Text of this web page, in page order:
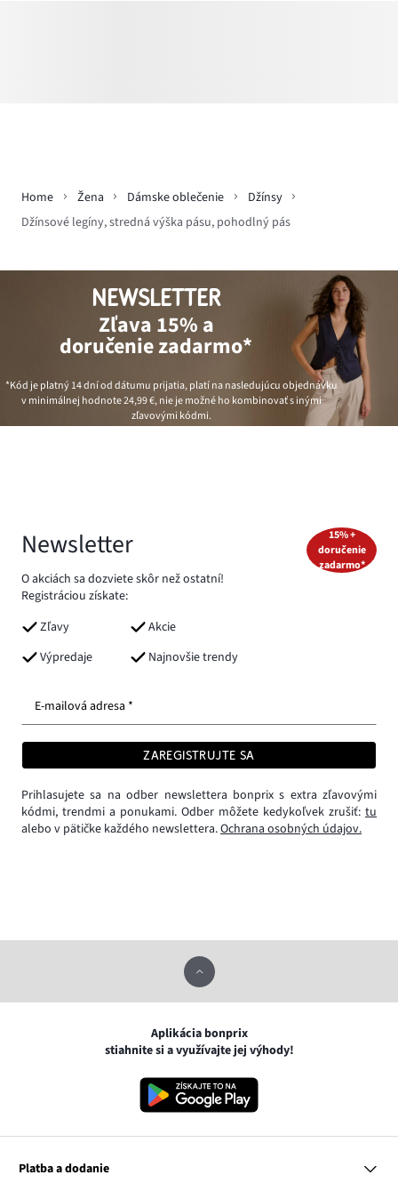
Home Žena Dámske oblečenie
Džínsy
Džínsové legíny, stredná výška pásu, pohodlný pás
NEWSLETTER
Zľava 15% a
doručenie zadarmo*
*Kód je platný 14 dní od dátumu prijatia, platí na nasledujúcu objednávku
v minimálnej hodnote24,99 €, nie je možné ho kombinovať s inými
zľavovými kódmi.
Newsletter
O akciách sa dozviete skôr než ostatní!
Registráciou získate:
Zľavy
Akcie
Výpredaje
Najnovšie trendy
15% +
doručenie
zadarmo*
E-mailová adresa *
ZAREGISTRUJTE SA
Prihlasujete sa na odber newslettera bonprix s extra zľavovými
kódmi, trendmi a ponukami. Odber môžete kedykoľvek zrušiť: tu
alebo v pätičke každého newslettera.Ochrana osobných údajov.
Aplikácia bonprix
stiahnite si a využívajte jej výhody!
Platba a dodanie